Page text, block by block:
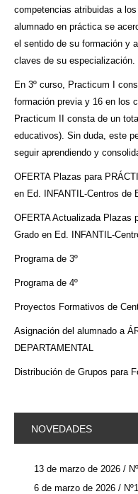
competencias atribuidas a
alumnado en práctica se
el sentido de su formación y
claves de su especialización.
En 3º curso, Practicum I
formación previa y 16 en los
Practicum II consta de un
educativos). Sin duda, este
seguir aprendiendo y
OFERTA Plazas para
en Ed. INFANTIL-Centros de
OFERTA Actualizada Plazas
Grado en Ed. INFANTIL-
Programa de 3º
Programa de 4º
Proyectos Formativos de
Asignación del alumnado a
DEPARTAMENTAL
Distribución de Grupos para
NOVEDADES
13 de marzo de 2026 /
6 de marzo de 2026 /